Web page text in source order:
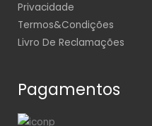
Privacidade
Termos&Condições
Livro De Reclamações
Pagamentos